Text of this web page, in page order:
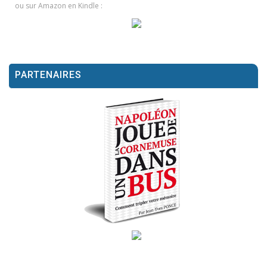
ou sur Amazon en Kindle :
PARTENAIRES